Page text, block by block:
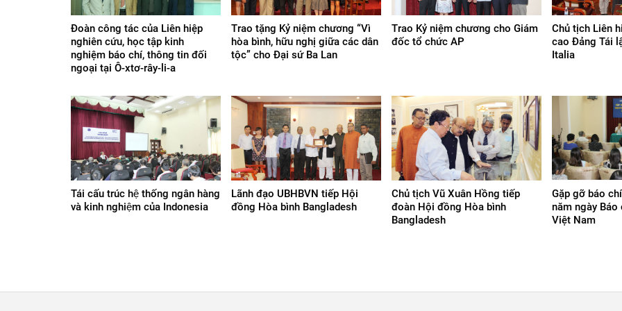
Đoàn công tác của Liên hiệp
nghiên cứu, học tập kinh
nghiệm báo chí, thông tin đối
ngoại tại Ô-xtơ-rây-li-a
Trao tặng Kỷ niệm chương “Vì
hòa bình, hữu nghị giữa các dân
tộc” cho Đại sứ Ba Lan
Trao Kỷ niệm chương cho Giám
đốc tổ chức AP
Chủ tịch Liên
cao Đảng Tái
Italia
Tái cấu trúc hệ thống ngân hàng
và kinh nghiệm của Indonesia
Lãnh đạo UBHBVN tiếp Hội
đồng Hòa bình Bangladesh
Chủ tịch Vũ Xuân Hồng tiếp
đoàn Hội đồng Hòa bình
Bangladesh
Gặp gỡ báo
năm ngày Báo
Việt Nam